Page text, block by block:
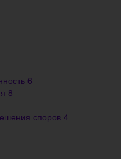
6
8
споров 4